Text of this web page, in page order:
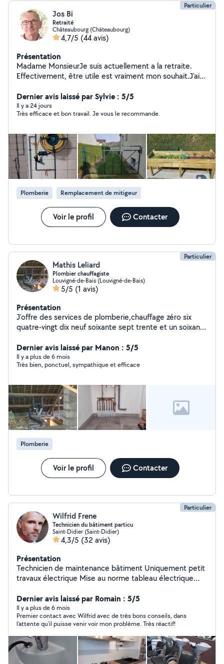
Particulier
Jos Bi
Retraité
Châteaubourg (Châteaubourg)
4,7/5 (44 avis)
Présentation
Madame MonsieurJe suis actuellement a la retraite.
Effectivement, être utile est vraiment mon souhait.J'ai
plomberie chauffage dépannage .....? Je suis titulaire
d'un permis B et remorque.Cordialement
Dernier avis laissé par Sylvie : 5/5
Il y a 24 jours
Très efficace et bon travail. Je vous le recommande.
Plomberie Remplacement de mitigeur
Voir le profil Contacter
Particulier
Mathis Leliard
Plombier chauffagiste
Louvigné-de-Bais (Louvigné-de-Bais)
5/5 (1 avis)
Présentation
J'offre des services de plomberie,chauffage zéro six
quatre-vingt dix neuf soixante sept trente et un soixante
Dernier avis laissé par Manon : 5/5
Il y a plus de 6 mois
Très bien, ponctuel, sympathique et efficace
Plomberie
Voir le profil Contacter
Particulier
Wilfrid Frene
Technicien du bâtiment particu
Saint-Didier (Saint-Didier)
4,3/5 (32 avis)
Présentation
Technicien de maintenance bâtiment Uniquement petit
travaux électrique Mise au norme tableau électrique
,multicouche,remplacement mitigeur douche, lavabo
,evier vanne d arrêt. Alimentation electrique portail
battant Parquet chambre ,mise en place de barre de
rideaux ,raboter porte bois ,remplacement serrure.
entretien vmc Entretien ballon d eau chaude Déco sur
mur menuiserie. Mise en place d éclairage ou prise de
courant Habilitation électrique BR
Dernier avis laissé par Romain : 5/5
Il y a plus de 6 mois
Premier contact avec Wilfrid avec de très bons conseils, dans
l’attente qu’il puisse venir voir mon problème. Très réactif!